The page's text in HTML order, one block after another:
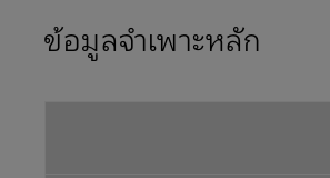
ข้อมูลจำเพาะหลัก